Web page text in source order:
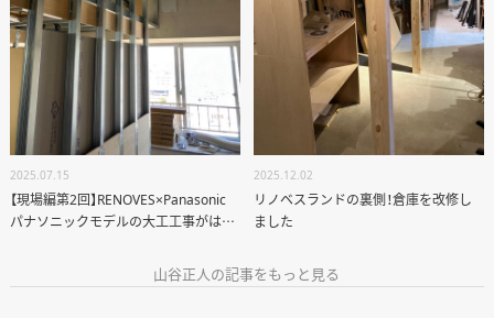
2025.07.15
【現場編第2回】RENOVES×Panasonic
パナソニックモデルの大工工事がはじ
2025.12.02
リノベスランドの裏側！倉庫を改修し
ました
山谷正人の記事をもっと見る